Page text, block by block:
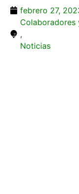
febrero 27,
,
Noticias